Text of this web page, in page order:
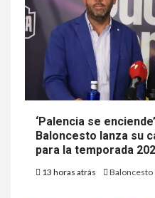
‘Palencia se
Baloncesto lanza su
para la temporada
13 horas atrás Baloncesto